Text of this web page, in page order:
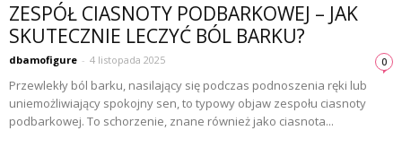
ZESPÓŁ CIASNOTY PODBARKOWEJ – JAK
SKUTECZNIE LECZYĆ BÓL BARKU?
dbamofigure - 4 listopada 2025 0
Przewlekły ból barku, nasilający się podczas podnoszenia ręki lub
uniemożliwiający spokojny sen, to typowy objaw zespołu ciasnoty
podbarkowej. To schorzenie, znane również jako ciasnota...